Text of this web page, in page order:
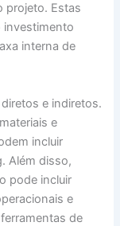
projeto. Estas
investimento
interna de
e indiretos.
e
incluir
Além disso,
pode incluir
e
de